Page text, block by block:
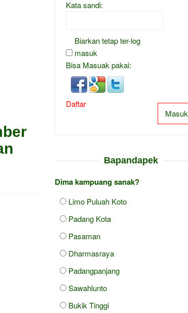
Kata sandi:
Biarkan tetap ter-log
masuk
Bisa Masuak pakai:
Masuk
Daftar
Bapandapek
Dima kampuang sanak?
Limo Puluah Koto
Padang Kota
Pasaman
Dharmasraya
Padangpanjang
Sawahlunto
Bukik Tinggi